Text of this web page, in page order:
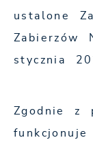
ustalone
stycznia
Zgodnie z